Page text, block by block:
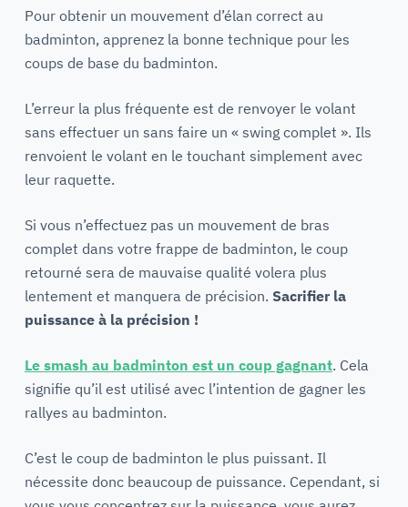
Pour obtenir un mouvement d’élan correct au
badminton, apprenez la bonne technique pour les
coups de base du badminton.
L’erreur la plus fréquente est de renvoyer le volant
sans effectuer un sans faire un « swing complet ». Ils
renvoient le volant en le touchant simplement avec
leur raquette.
Si vous n’effectuez pas un mouvement de bras
complet dans votre frappe de badminton, le coup
retourné sera de mauvaise qualité volera plus
lentement et manquera de précision. Sacrifier la
puissance à la précision !
Le smash au badminton est un coup gagnant. Cela
signifie qu’il est utilisé avec l’intention de gagner les
rallyes au badminton.
C’est le coup de badminton le plus puissant. Il
nécessite donc beaucoup de puissance. Cependant, si